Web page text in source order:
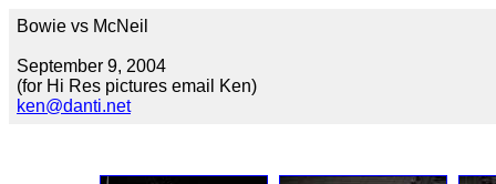
Bowie vs McNeil
September 9, 2004
(for Hi Res pictures email Ken)
ken@danti.net